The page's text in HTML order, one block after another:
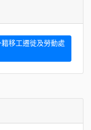
移工遷徙及勞動處